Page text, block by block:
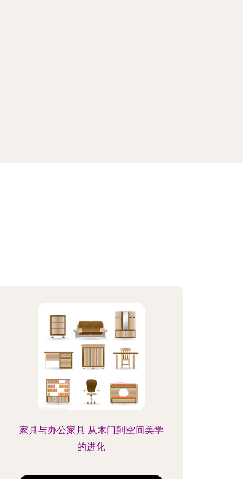
家具与办公家具 从木门到空间美学
的进化